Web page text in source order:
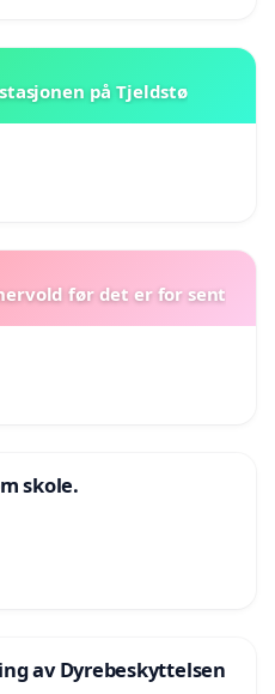
på Tjeldstø
før det er for sent
skole.
av Dyrebeskyttelsen